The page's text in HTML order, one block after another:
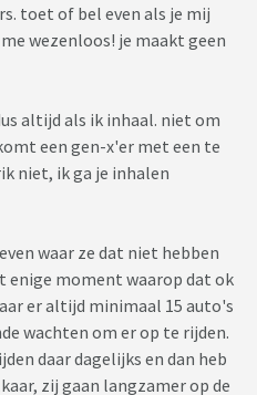
toet of bel even als je mij
wezenloos! je maakt geen
altijd als ik inhaal. niet om
een gen-x'er met een te
niet, ik ga je inhalen
waar ze dat niet hebben
enige moment waarop dat ok
er altijd minimaal 15 auto's
wachten om er op te rijden.
daar dagelijks en dan heb
zij gaan langzamer op de